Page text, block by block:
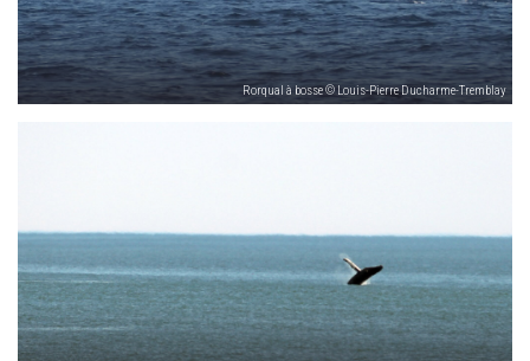
Rorqual à bosse © Louis-Pierre Ducharme-Tremblay